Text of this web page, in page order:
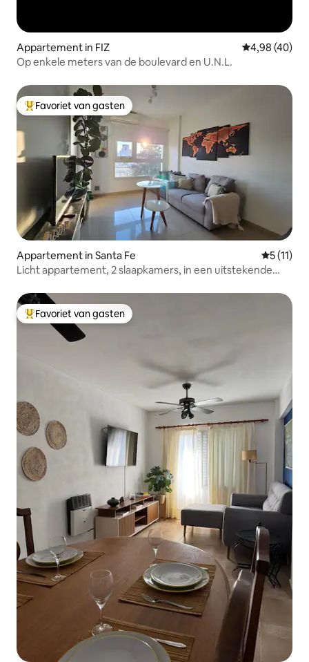
Appartement in FIZ Gemiddelde
4,98 (40)
Op enkele meters van de boulevard en U.N.L.
Topfavoriet van gasten
Favoriet van gasten
Appartement in Santa Fe
5 (11)
Licht appartement, 2 slaapkamers, in een uitstekende
Topfavoriet van gasten
Favoriet van gasten